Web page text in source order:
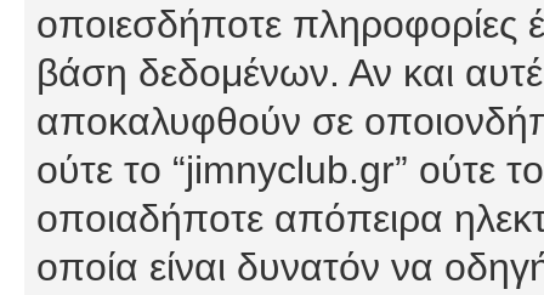
οποιεσδήποτε πληροφορίες
βάση δεδομένων. Αν και
αποκαλυφθούν σε
ούτε το “jimnyclub.gr” ούτε
οποιαδήποτε απόπειρα
οποία είναι δυνατόν να